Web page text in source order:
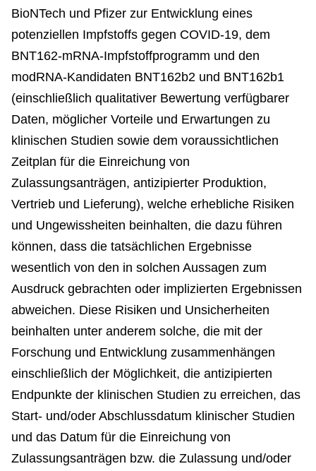
BioNTech und Pfizer zur Entwicklung eines
potenziellen Impfstoffs gegen COVID-19, dem
BNT162-mRNA-Impfstoffprogramm und den
modRNA-Kandidaten BNT162b2 und BNT162b1
(einschließlich qualitativer Bewertung verfügbarer
Daten, möglicher Vorteile und Erwartungen zu
klinischen Studien sowie dem voraussichtlichen
Zeitplan für die Einreichung von
Zulassungsanträgen, antizipierter Produktion,
Vertrieb und Lieferung), welche erhebliche Risiken
und Ungewissheiten beinhalten, die dazu führen
können, dass die tatsächlichen Ergebnisse
wesentlich von den in solchen Aussagen zum
Ausdruck gebrachten oder implizierten Ergebnissen
abweichen. Diese Risiken und Unsicherheiten
beinhalten unter anderem solche, die mit der
Forschung und Entwicklung zusammenhängen
einschließlich der Möglichkeit, die antizipierten
Endpunkte der klinischen Studien zu erreichen, das
Start- und/oder Abschlussdatum klinischer Studien
und das Datum für die Einreichung von
Zulassungsanträgen bzw. die Zulassung und/oder